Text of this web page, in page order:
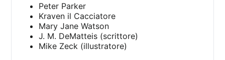
Peter Parker
Kraven il Cacciatore
Mary Jane Watson
J. M. DeMatteis (scrittore)
Mike Zeck (illustratore)